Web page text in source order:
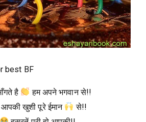
best BF
है
हम अपने भगवान से!!
खुशी पूरे ईमान
से!!